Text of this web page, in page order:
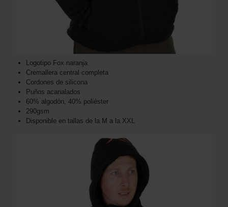
Logotipo Fox naranja
Cremallera central completa
Cordones de silicona
Puños acanalados
60% algodón, 40% poliéster
290gsm
Disponible en tallas de la M a la XXL